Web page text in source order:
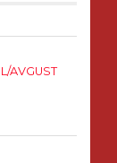
AVGUST